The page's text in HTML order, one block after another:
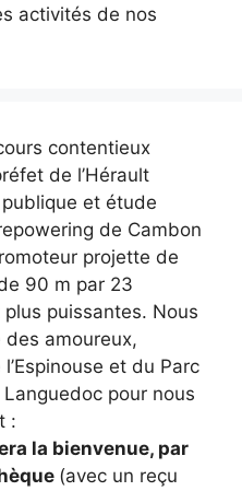
activités de nos
contentieux
de l’Hérault
et étude
de Cambon
projette de
90 m par 23
puissantes. Nous
des amoureux,
et du Parc
pour nous
:
la bienvenue, par
(avec un reçu